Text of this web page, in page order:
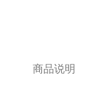
商品说明